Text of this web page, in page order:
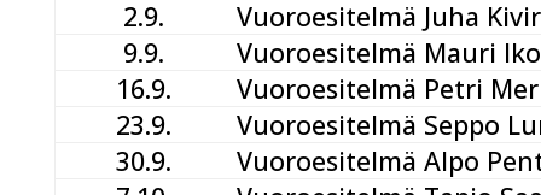
2.9.
Vuoroesitelmä Juha
9.9.
Vuoroesitelmä Mauri
16.9.
Vuoroesitelmä Petri
23.9.
Vuoroesitelmä Seppo
30.9.
Vuoroesitelmä Alpo